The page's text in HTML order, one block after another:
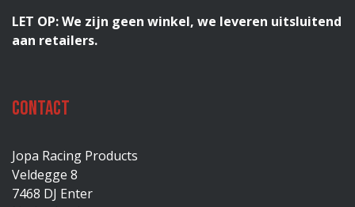
LET OP: We zijn geen winkel, we leveren uitsluitend
aan retailers.
Contact
Jopa Racing Products
Veldegge 8
7468 DJ Enter